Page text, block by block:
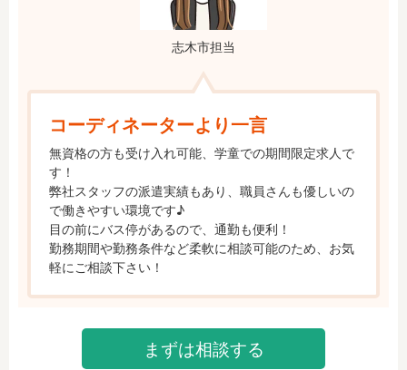
志木市担当
コーディネーターより一言
無資格の方も受け入れ可能、学童での期間限定求人で
す！
弊社スタッフの派遣実績もあり、職員さんも優しいの
で働きやすい環境です♪
目の前にバス停があるので、通勤も便利！
勤務期間や勤務条件など柔軟に相談可能のため、お気
軽にご相談下さい！
まずは相談する